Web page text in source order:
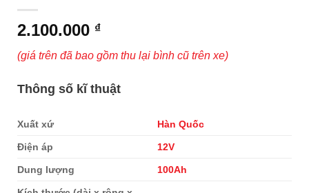
2.100.000 ₫
(giá trên đã bao gồm thu lại bình cũ trên xe)
Thông số kĩ thuật
Xuất xứ Hàn Quốc
Điện áp 12V
Dung lượng 100Ah